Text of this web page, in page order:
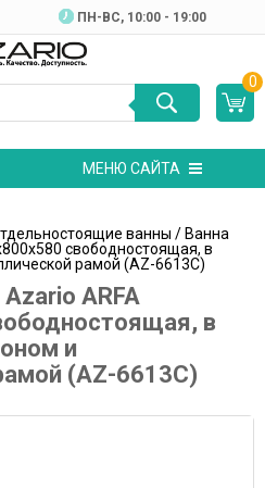
ПН-ВC, 10:00 - 19:00
0
МЕНЮ САЙТА
ванны / Ванна
свободностоящая, в
рамой (AZ-6613C)
ARFA
в
и
(AZ-6613C)